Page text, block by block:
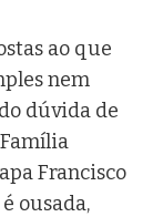
ao que
nem
dúvida de
Francisco
ousada,